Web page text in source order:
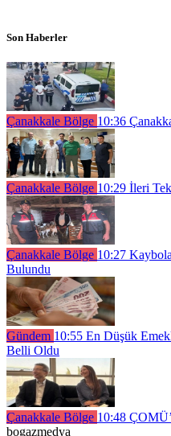
Son Haberler
Çanakkale Bölge 10:36
Çanakkale Bölge 10:29 İleri
Çanakkale Bölge 10:27
Bulundu
Gündem 10:55 En Düşük
Belli Oldu
Çanakkale Bölge 10:48
bogazmedya